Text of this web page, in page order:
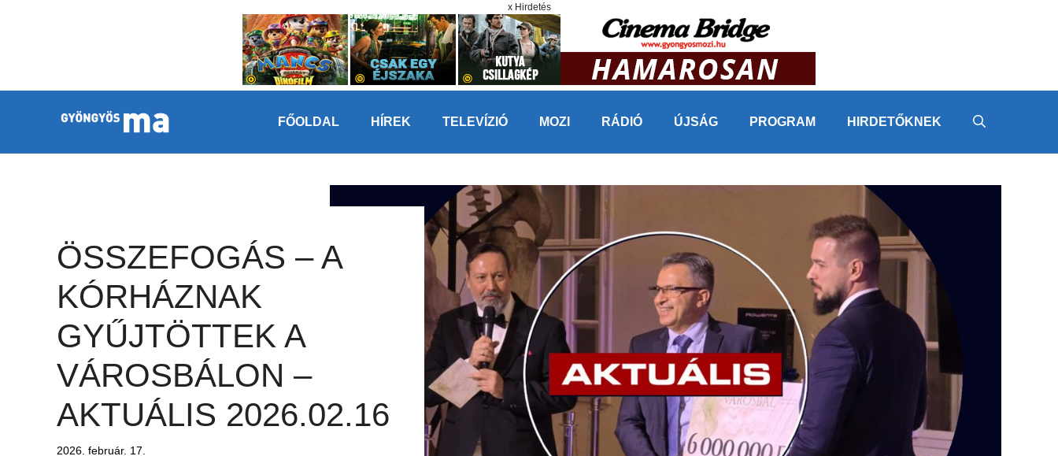
x Hirdetés
FŐOLDAL HÍREK TELEVÍZIÓ MOZI RÁDIÓ ÚJSÁG PROGRAM HIRDETŐKNEK
ÖSSZEFOGÁS – A
KÓRHÁZNAK
GYŰJTÖTTEK A
VÁROSBÁLON –
AKTUÁLIS 2026.02.16
2026. február. 17.